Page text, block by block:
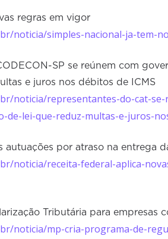
regras em vigor
noticia/simples-nacional-ja-tem-
SP se reúnem com
e juros nos débitos de ICMS
noticia/representantes-do-cat-
de-lei-que-reduz-multas-e-juros-
autuações por atraso na entrega
noticia/receita-federal-aplica-
Tributária para empresas
noticia/mp-cria-programa-de-